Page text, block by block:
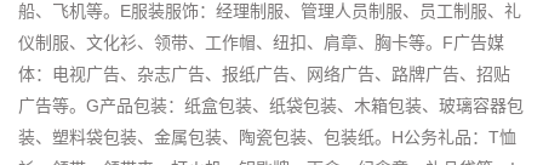
船、飞机等。E服装服饰：经理制服、管理人员制服、员工制服、礼
仪制服、文化衫、领带、工作帽、纽扣、肩章、胸卡等。F广告媒
体：电视广告、杂志广告、报纸广告、网络广告、路牌广告、招贴
广告等。G产品包装：纸盒包装、纸袋包装、木箱包装、玻璃容器包
装、塑料袋包装、金属包装、陶瓷包装、包装纸。H公务礼品：T恤